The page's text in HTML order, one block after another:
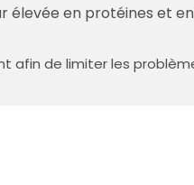
en protéines et en
afin de limiter les